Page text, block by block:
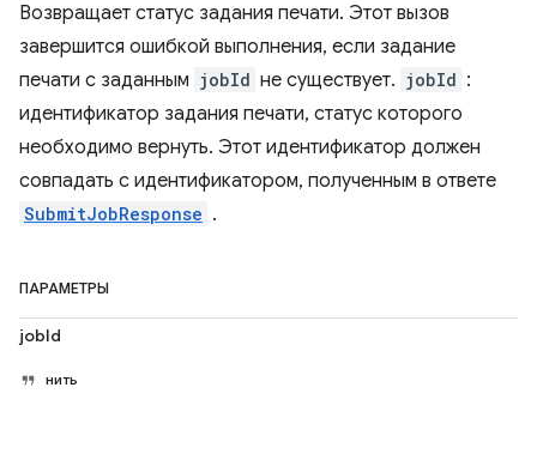
Возвращает статус задания печати. ​​Этот вызов
завершится ошибкой выполнения, если задание
печати с заданным jobId не существует. jobId :
идентификатор задания печати, статус которого
необходимо вернуть. Этот идентификатор должен
совпадать с идентификатором, полученным в ответе
SubmitJobResponse .
ПАРАМЕТРЫ
jobId
нить